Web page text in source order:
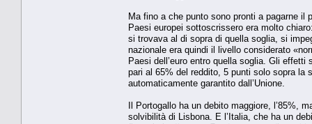
Ma fino a che punto sono pronti a pagarne
Paesi europei sottoscrissero era molto
si trovava al di sopra di quella soglia, si
nazionale era quindi il livello considerato
Paesi dell’euro entro quella soglia. Gli
pari al 65% del reddito, 5 punti solo sopra la
automaticamente garantito dall’Unione.
Il Portogallo ha un debito maggiore, l’85%,
solvibilità di Lisbona. E l’Italia, che ha un